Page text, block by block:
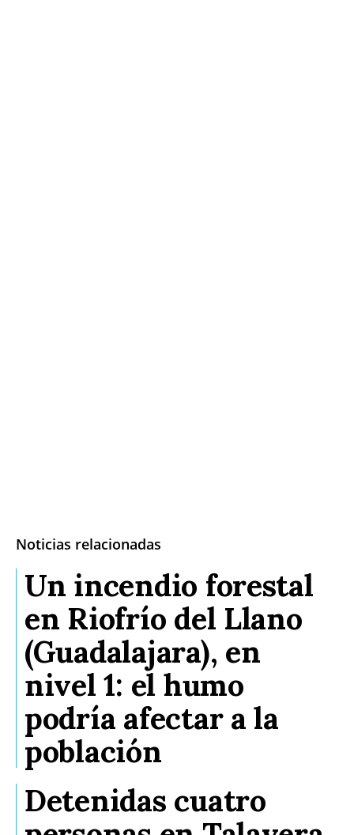
Noticias relacionadas
Un incendio forestal
en Riofrío del Llano
(Guadalajara), en
nivel 1: el humo
podría afectar a la
población
Detenidas cuatro